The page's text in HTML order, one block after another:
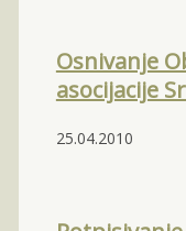
Osnivanje
asocijacije
25.04.2010